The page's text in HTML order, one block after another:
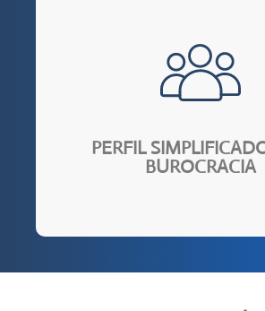
PERFIL
BUROCRACIA
agilidade na contratação do seu